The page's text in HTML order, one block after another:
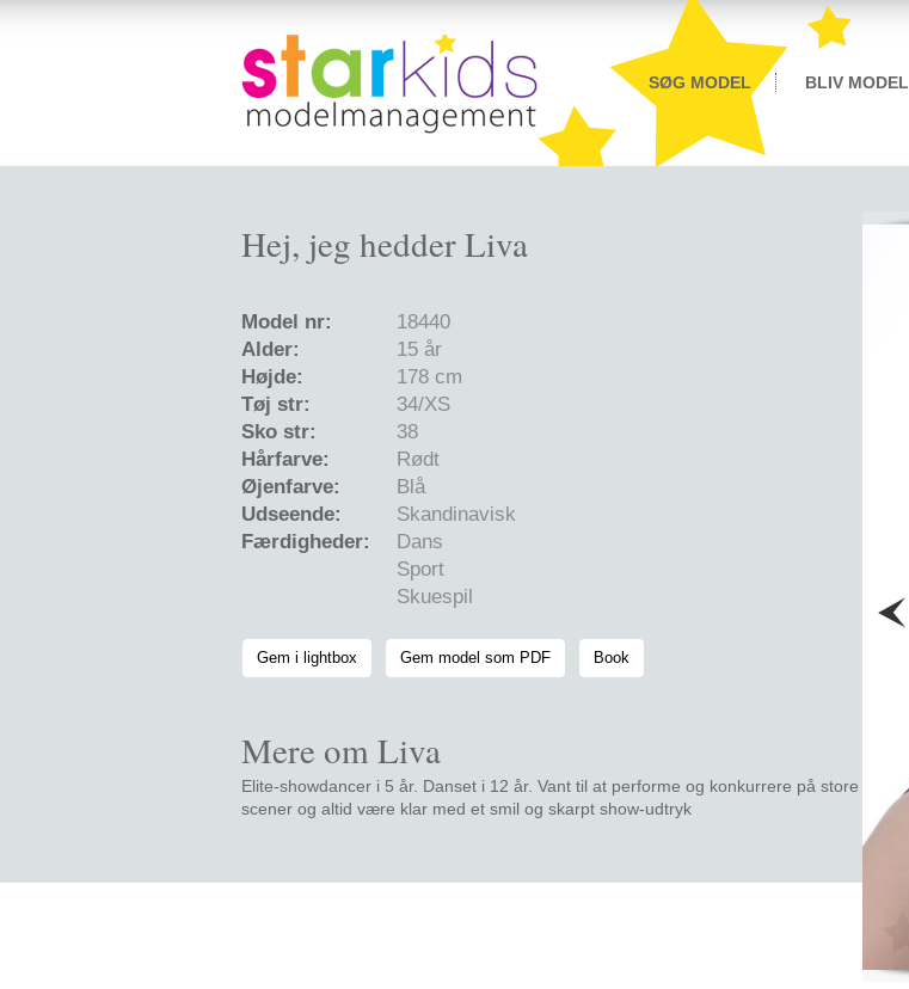
SØG MODEL BLIV MODEL
Hej, jeg hedder Liva
Model nr:
18440
Alder:
15 år
Højde:
178 cm
Tøj str:
34/XS
Sko str:
38
Hårfarve:
Rødt
Øjenfarve:
Blå
Udseende:
Skandinavisk
Færdigheder:
Dans
Sport
Skuespil
Gem i lightbox Gem model som PDF Book
Mere om Liva
Elite-showdancer i 5 år. Danset i 12 år. Vant til at performe og konkurrere på store
scener og altid være klar med et smil og skarpt show-udtryk